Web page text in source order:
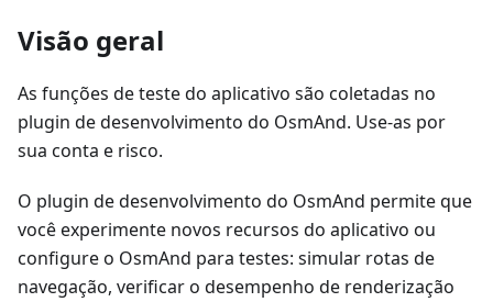
Visão geral
As funções de teste do aplicativo são coletadas no
plugin de desenvolvimento do OsmAnd. Use-as por
sua conta e risco.
O plugin de desenvolvimento do OsmAnd permite que
você experimente novos recursos do aplicativo ou
configure o OsmAnd para testes: simular rotas de
navegação, verificar o desempenho de renderização